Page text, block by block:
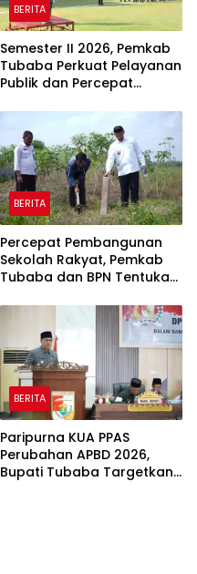
BERITA
Semester II 2026, Pemkab
Tubaba Perkuat Pelayanan
Publik dan Percepat
BERITA
Percepat Pembangunan
Sekolah Rakyat, Pemkab
Tubaba dan BPN Tentukan
BERITA
Paripurna KUA PPAS
Perubahan APBD 2026,
Bupati Tubaba Targetkan